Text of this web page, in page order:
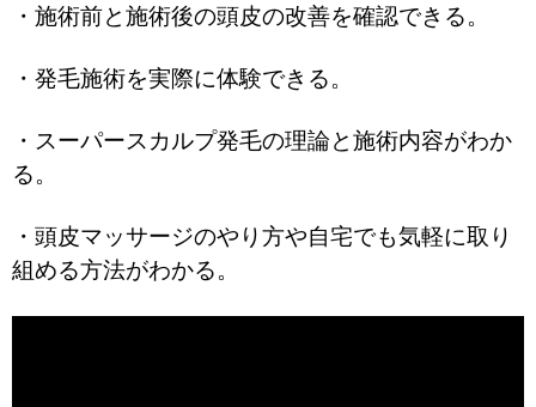
・施術前と施術後の頭皮の改善を確認できる。
・発毛施術を実際に体験できる。
・スーパースカルプ発毛の理論と施術内容がわか
る。
・頭皮マッサージのやり方や自宅でも気軽に取り
組める方法がわかる。